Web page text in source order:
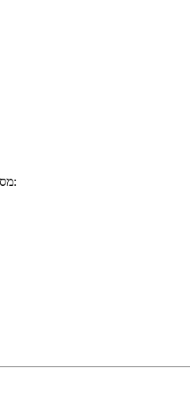
כחברה בעלת ניסיון רב שנים בייצור מוצרי מתכת, Xinzhe Metal Products מספקת שירותי הטבעה בהתאמה אישית ללקוחות ברחבי העולם: